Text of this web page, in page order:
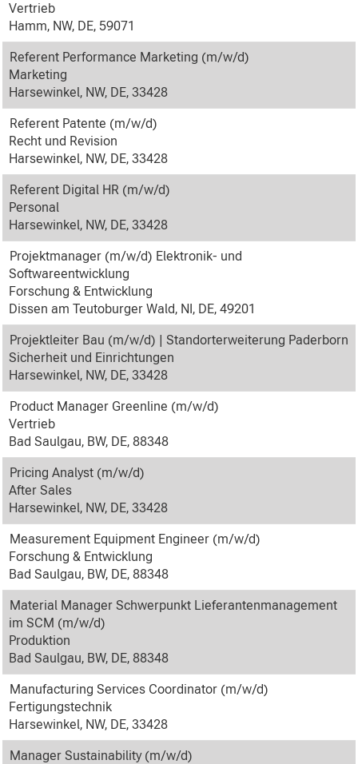
Vertrieb
Hamm, NW, DE, 59071
Referent Performance Marketing (m/w/d)
Marketing
Harsewinkel, NW, DE, 33428
Referent Patente (m/w/d)
Recht und Revision
Harsewinkel, NW, DE, 33428
Referent Digital HR (m/w/d)
Personal
Harsewinkel, NW, DE, 33428
Projektmanager (m/w/d) Elektronik- und
Softwareentwicklung
Forschung & Entwicklung
Dissen am Teutoburger Wald, NI, DE, 49201
Projektleiter Bau (m/w/d) | Standorterweiterung Paderborn
Sicherheit und Einrichtungen
Harsewinkel, NW, DE, 33428
Product Manager Greenline (m/w/d)
Vertrieb
Bad Saulgau, BW, DE, 88348
Pricing Analyst (m/w/d)
After Sales
Harsewinkel, NW, DE, 33428
Measurement Equipment Engineer (m/w/d)
Forschung & Entwicklung
Bad Saulgau, BW, DE, 88348
Material Manager Schwerpunkt Lieferantenmanagement
im SCM (m/w/d)
Produktion
Bad Saulgau, BW, DE, 88348
Manufacturing Services Coordinator (m/w/d)
Fertigungstechnik
Harsewinkel, NW, DE, 33428
Manager Sustainability (m/w/d)